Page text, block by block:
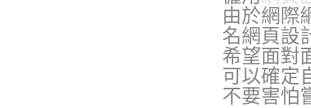
由於網際
名網頁設
希望面對
可以確定
不要害怕